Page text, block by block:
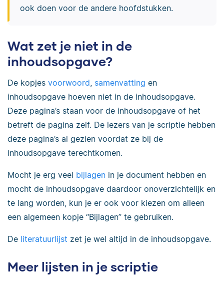
ook doen voor de andere hoofdstukken.
Wat zet je niet in de
inhoudsopgave?
De kopjes voorwoord samenvatting en
inhoudsopgave hoeven niet in de inhoudsopgave.
Deze pagina’s staan voor de inhoudsopgave of het
betreft de pagina zelf. De lezers van je scriptie hebben
deze pagina’s al gezien voordat ze bij de
inhoudsopgave terechtkomen.
Mocht je erg veel bijlagen in je document hebben en
mocht de inhoudsopgave daardoor onoverzichtelijk en
te lang worden, kun je er ook voor kiezen om alleen
een algemeen kopje “Bijlagen” te gebruiken.
De literatuurlijst zet je wel altijd in de inhoudsopgave.
Meer lijsten in je scriptie